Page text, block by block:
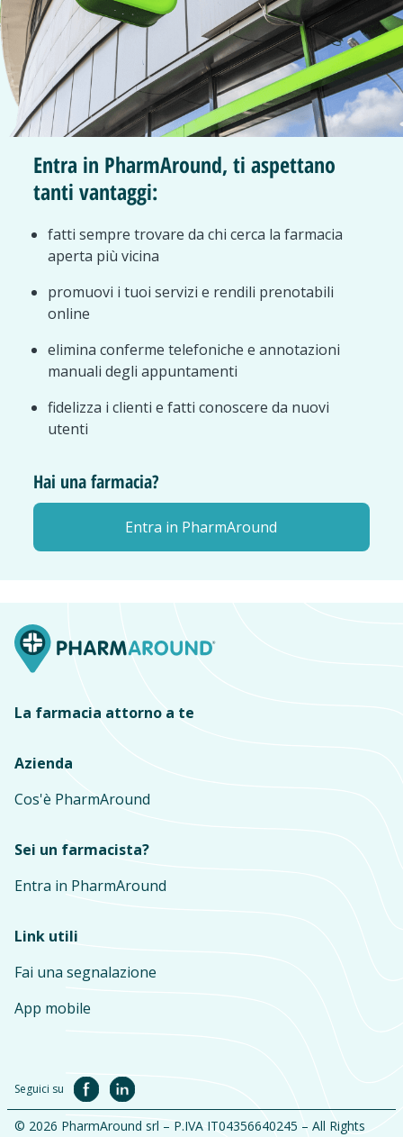
Entra in PharmAround, ti aspettano
tanti vantaggi:
fatti sempre trovare da chi cerca la farmacia
aperta più vicina
promuovi i tuoi servizi e rendili prenotabili
online
elimina conferme telefoniche e annotazioni
manuali degli appuntamenti
fidelizza i clienti e fatti conoscere da nuovi
utenti
Hai una farmacia?
Entra in PharmAround
La farmacia attorno a te
Azienda
Cos'è PharmAround
Sei un farmacista?
Entra in PharmAround
Link utili
Fai una segnalazione
App mobile
Seguici su
© 2026 PharmAround srl – P.IVA IT04356640245 – All Rights